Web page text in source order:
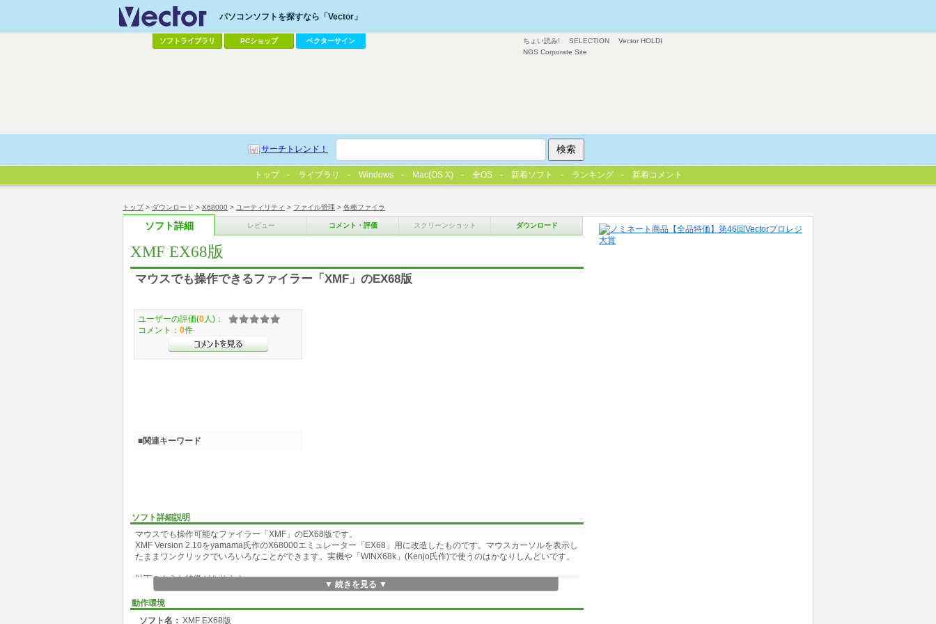
トップ> ダウンロード > X68000 > ユーティリティ > ファイル管理 > 各種ファイラ
ソフト詳細 レビュー コメント・評価 スクリーンショット ダウンロード
XMF EX68版
マウスでも操作できるファイラー「XMF」のEX68版
ソフト詳細説明
マウスでも操作可能なファイラー「XMF」のEX68版です。
XMF Version 2.10をyamama氏作のX68000エミュレーター「EX68」用に改造したものです。マウスカーソルを表示し
たままワンクリックでいろいろなことができます。実機や「WINX68k」(Kenjo氏作)で使うのはかなりしんどいです。
以下のような特徴があります。
1)文字入力が必要なところ以外は、ほとんどマウスでも操作できる
2)見やすい1行20ドット表示&枠付き
▼ 続きを見る ▼
動作環境
ソフト名： XMF EX68版
ユーザーの評価(0 人)：
コメント： 0件
■関連キーワード
ちょい読み! SELECTION
Vector HOLDI
NGS Corporate Site
パソコンソフトを探すなら「Vector」
ソフトライブラリ PCショップ ベクターサイン
サーチトレンド！
トップ ライブラリ Windows Mac(OS X) 全OS 新着ソフト ランキング 新着コメント